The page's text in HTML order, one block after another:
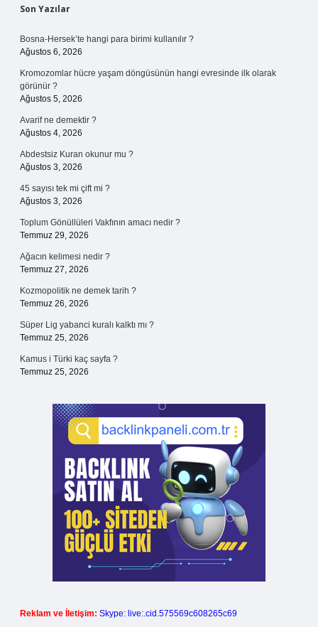
Sidebar
Son Yazılar
Bosna-Hersek’te hangi para birimi kullanılır ?
Ağustos 6, 2026
Kromozomlar hücre yaşam döngüsünün hangi evresinde ilk olarak
görünür ?
Ağustos 5, 2026
Avarif ne demektir ?
Ağustos 4, 2026
Abdestsiz Kuran okunur mu ?
Ağustos 3, 2026
45 sayısı tek mi çift mi ?
Ağustos 3, 2026
Toplum Gönüllüleri Vakfının amacı nedir ?
Temmuz 29, 2026
Ağacın kelimesi nedir ?
Temmuz 27, 2026
Kozmopolitik ne demek tarih ?
Temmuz 26, 2026
Süper Lig yabanci kuralı kalktı mı ?
Temmuz 25, 2026
Kamus i Türki kaç sayfa ?
Temmuz 25, 2026
Reklam ve İletişim: Skype: live:.cid.575569c608265c69